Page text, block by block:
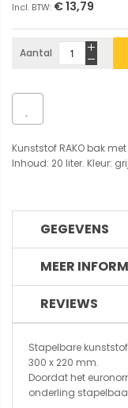
€ 13,79
Aantal
Kunststof RAKO bak
Inhoud: 20 liter. Kleur:
GEGEVENS
MEER
REVIEWS
Stapelbare
300 x 220 mm.
Doordat het
onderling